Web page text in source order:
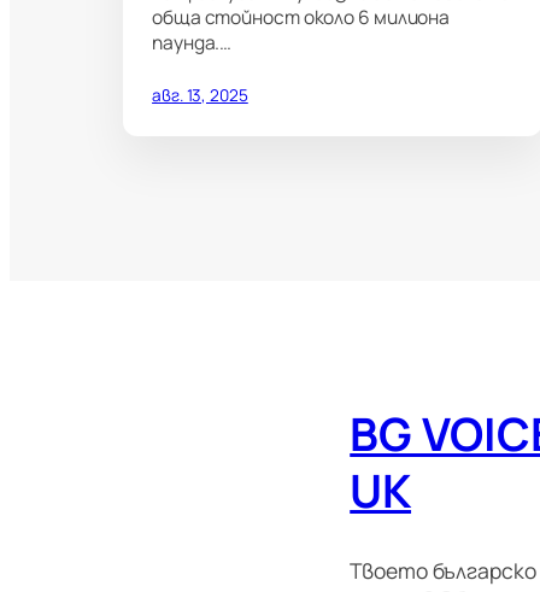
обща стойност около 6 милиона
паунда.…
авг. 13, 2025
BG
UK
Твоето българско